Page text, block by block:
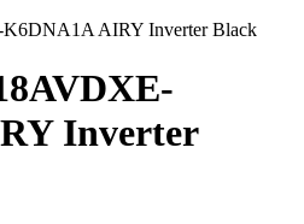
AIRY Inverter Black
Inverter